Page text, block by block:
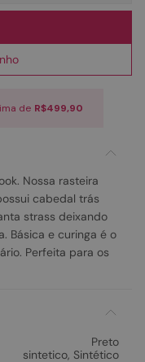
de R$499,90
Nossa rasteira
cabedal trás
strass deixando
Básica e curinga é o
Perfeita para os
Preto
sintetico, Sintético